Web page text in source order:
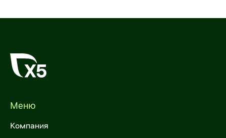
Продажа автотранспорта
Самовывоз
Операции с недвижимостью
Налогообложение
Меню
Компания